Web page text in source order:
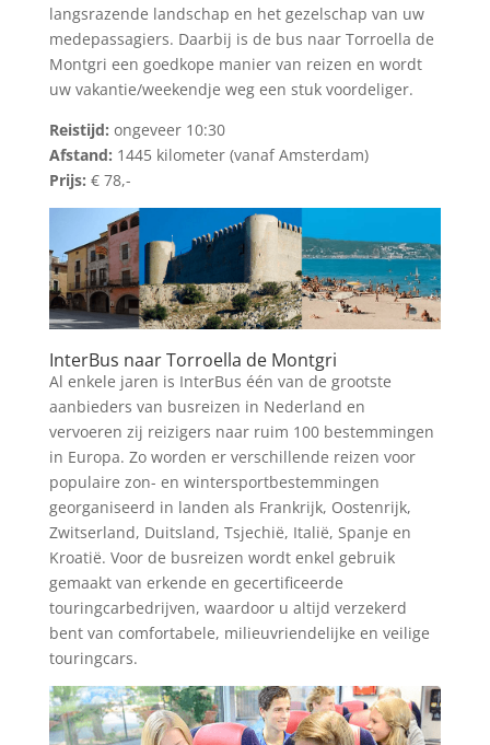
langsrazende landschap en het gezelschap van uw
medepassagiers. Daarbij is de bus naar Torroella de
Montgri een goedkope manier van reizen en wordt
uw vakantie/weekendje weg een stuk voordeliger.
Reistijd: ongeveer 10:30
Afstand: 1445 kilometer (vanaf Amsterdam)
Prijs: € 78,-
InterBus naar Torroella de Montgri
Al enkele jaren is InterBus één van de grootste
aanbieders van busreizen in Nederland en
vervoeren zij reizigers naar ruim 100 bestemmingen
in Europa. Zo worden er verschillende reizen voor
populaire zon- en wintersportbestemmingen
georganiseerd in landen als Frankrijk, Oostenrijk,
Zwitserland, Duitsland, Tsjechië, Italië, Spanje en
Kroatië. Voor de busreizen wordt enkel gebruik
gemaakt van erkende en gecertificeerde
touringcarbedrijven, waardoor u altijd verzekerd
bent van comfortabele, milieuvriendelijke en veilige
touringcars.